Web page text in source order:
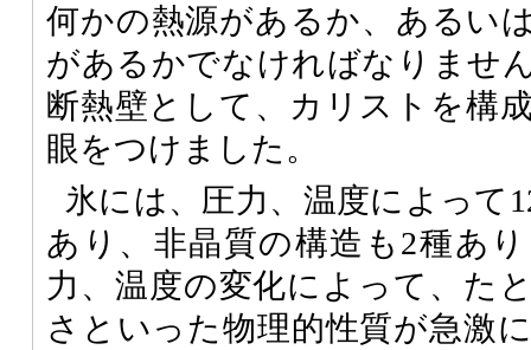
何かの熱源があるか、あるい
があるかでなければなりませ
断熱壁として、カリストを構
眼をつけました。
氷には、圧力、温度によって
あり、非晶質の構造も2種あ
力、温度の変化によって、た
さといった物理的性質が急激